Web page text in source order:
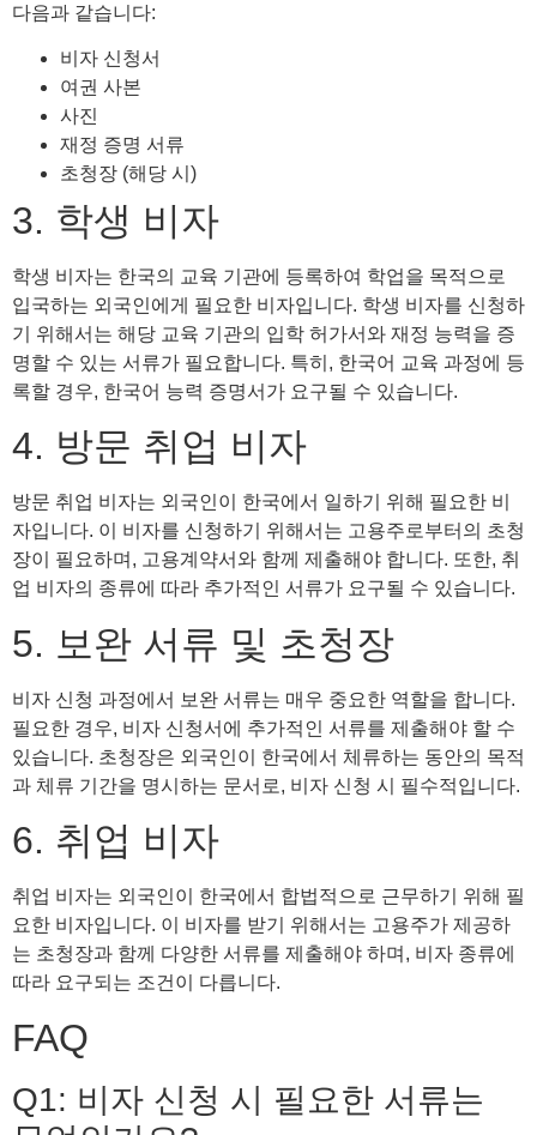
다음과 같습니다:
비자 신청서
여권 사본
사진
재정 증명 서류
초청장 (해당 시)
3. 학생 비자
학생 비자는 한국의 교육 기관에 등록하여 학업을 목적으로
입국하는 외국인에게 필요한 비자입니다. 학생 비자를 신청하
기 위해서는 해당 교육 기관의 입학 허가서와 재정 능력을 증
명할 수 있는 서류가 필요합니다. 특히, 한국어 교육 과정에 등
록할 경우, 한국어 능력 증명서가 요구될 수 있습니다.
4. 방문 취업 비자
방문 취업 비자는 외국인이 한국에서 일하기 위해 필요한 비
자입니다. 이 비자를 신청하기 위해서는 고용주로부터의 초청
장이 필요하며, 고용계약서와 함께 제출해야 합니다. 또한, 취
업 비자의 종류에 따라 추가적인 서류가 요구될 수 있습니다.
5. 보완 서류 및 초청장
비자 신청 과정에서 보완 서류는 매우 중요한 역할을 합니다.
필요한 경우, 비자 신청서에 추가적인 서류를 제출해야 할 수
있습니다. 초청장은 외국인이 한국에서 체류하는 동안의 목적
과 체류 기간을 명시하는 문서로, 비자 신청 시 필수적입니다.
6. 취업 비자
취업 비자는 외국인이 한국에서 합법적으로 근무하기 위해 필
요한 비자입니다. 이 비자를 받기 위해서는 고용주가 제공하
는 초청장과 함께 다양한 서류를 제출해야 하며, 비자 종류에
따라 요구되는 조건이 다릅니다.
FAQ
Q1: 비자 신청 시 필요한 서류는